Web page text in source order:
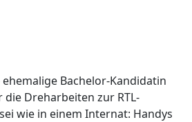
Bachelor-Kandidatin
die Dreharbeiten zur RTL-
wie in einem Internat: Handys